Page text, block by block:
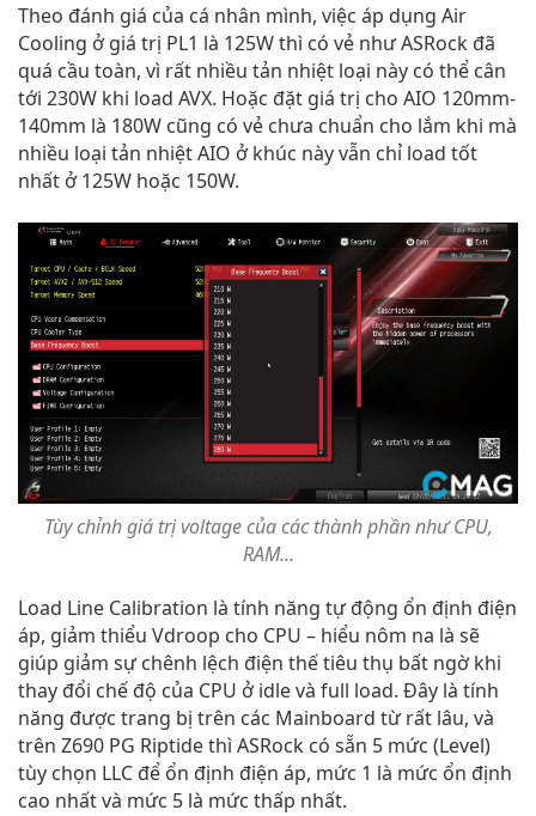
Theo đánh giá của cá nhân mình, việc áp dụng Air
Cooling ở giá trị PL1 là 125W thì có vẻ như ASRock đã
quá cầu toàn, vì rất nhiều tản nhiệt loại này có thể cân
tới 230W khi load AVX. Hoặc đặt giá trị cho AIO 120mm-
140mm là 180W cũng có vẻ chưa chuẩn cho lắm khi mà
nhiều loại tản nhiệt AIO ở khúc này vẫn chỉ load tốt
nhất ở 125W hoặc 150W.
Tùy chỉnh giá trị voltage của các thành phần như CPU,
RAM…
Load Line Calibration là tính năng tự động ổn định điện
áp, giảm thiểu Vdroop cho CPU – hiểu nôm na là sẽ
giúp giảm sự chênh lệch điện thế tiêu thụ bất ngờ khi
thay đổi chế độ của CPU ở idle và full load. Đây là tính
năng được trang bị trên các Mainboard từ rất lâu, và
trên Z690 PG Riptide thì ASRock có sẵn 5 mức (Level)
tùy chọn LLC để ổn định điện áp, mức 1 là mức ổn định
cao nhất và mức 5 là mức thấp nhất.